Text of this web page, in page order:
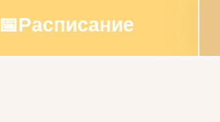
📅Расписание